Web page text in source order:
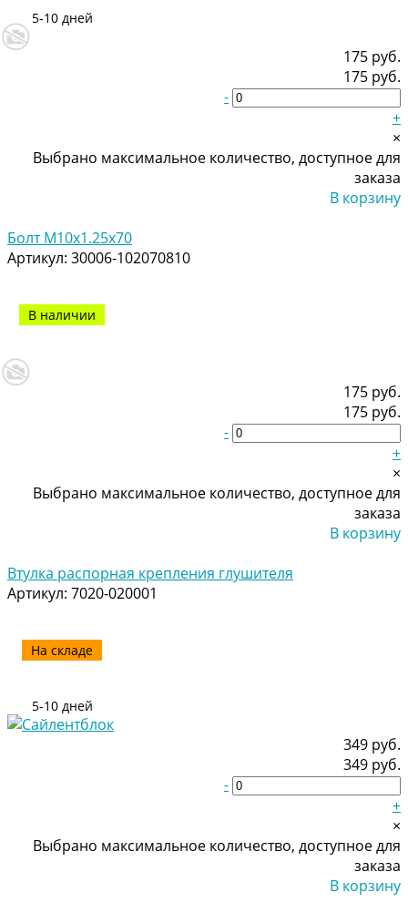
349 руб.
349 руб.
-
+
×
Выбрано максимальное количество, доступное для
заказа
В корзину
175 руб.
175 руб.
-
+
×
Выбрано максимальное количество, доступное для
заказа
В корзину
Втулка распорная крепления глушителя
Артикул: 7020-020001
На складе
5-10 дней
175 руб.
175 руб.
-
+
×
Выбрано максимальное количество, доступное для
заказа
В корзину
Болт M10x1.25x70
Артикул: 30006-102070810
В наличии
5-10 дней